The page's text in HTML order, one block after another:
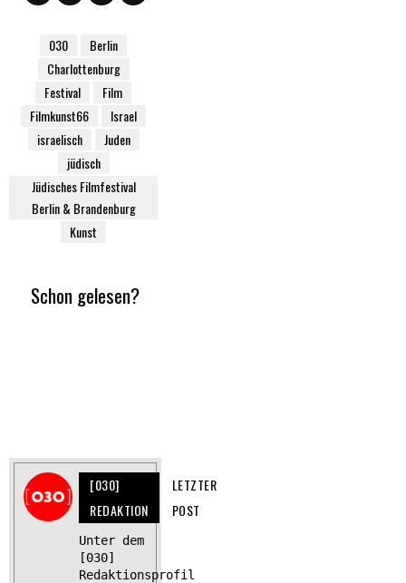
030
Berlin
Charlottenburg
Festival
Film
Filmkunst66
Israel
israelisch
Juden
jüdisch
Jüdisches Filmfestival
Berlin & Brandenburg
Kunst
Schon gelesen?
[030]
REDAKTION
LETZTER
POST
Unter dem
[030]
Redaktionsprofil